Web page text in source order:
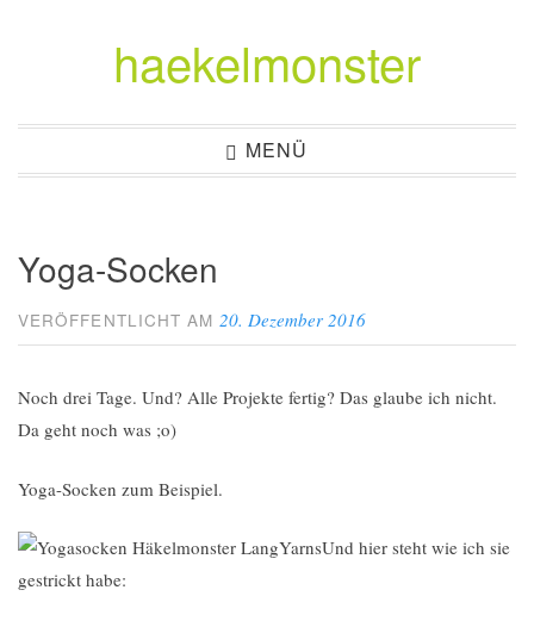
haekelmonster
MENÜ
Yoga-Socken
VERÖFFENTLICHT AM20. Dezember 2016
Noch drei Tage. Und? Alle Projekte fertig? Das glaube ich nicht.
Da geht noch was ;o)
Yoga-Socken zum Beispiel.
Und hier steht wie ich sie
gestrickt habe: